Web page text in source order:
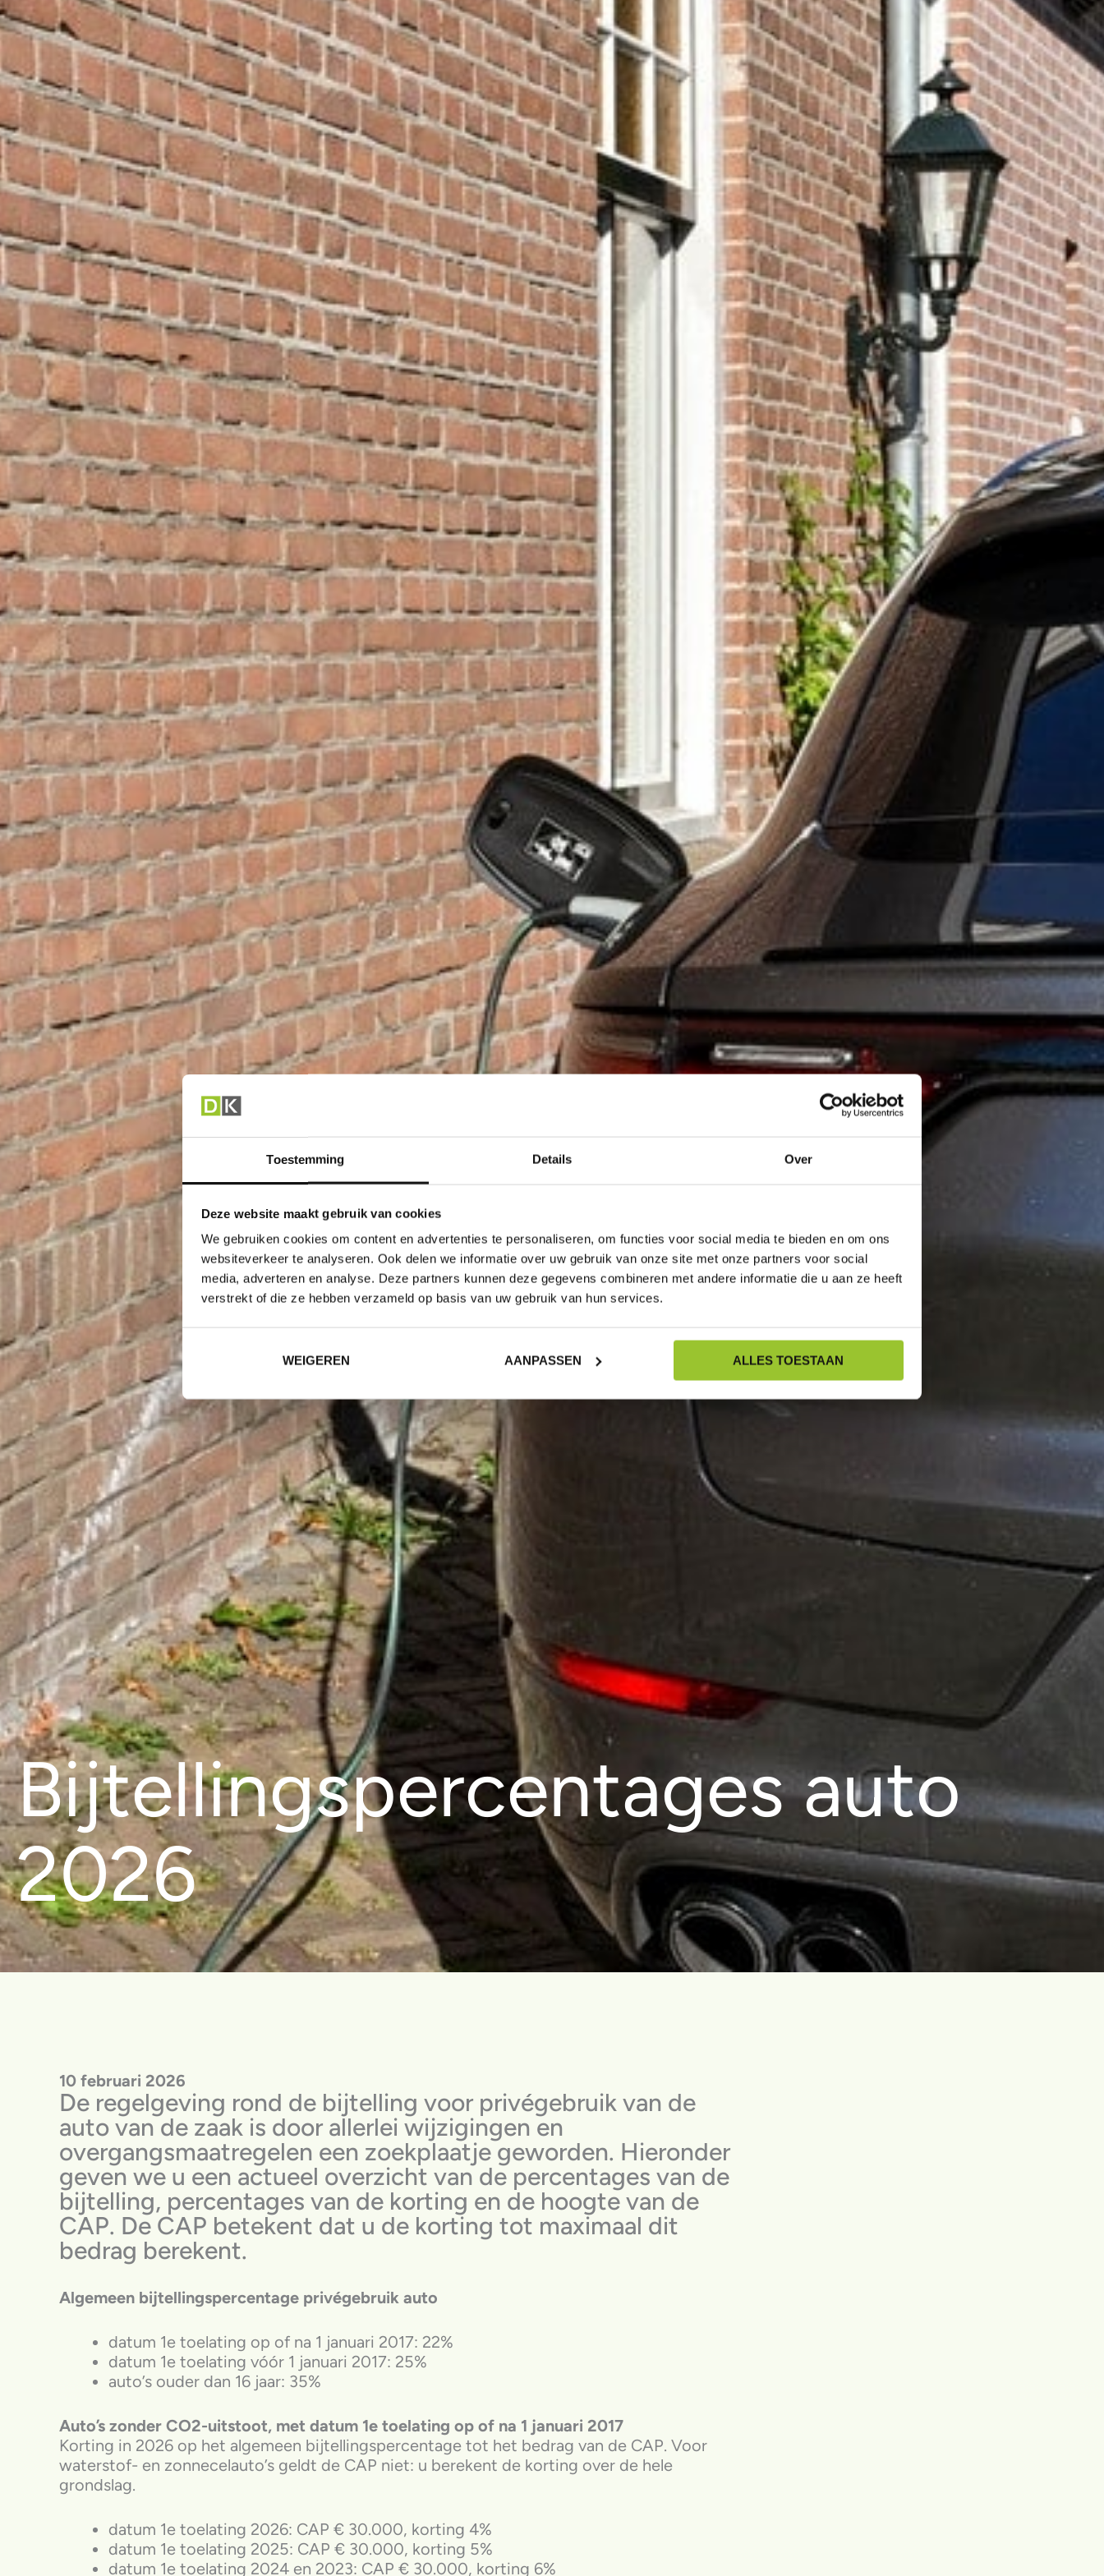
Toestemming Details Over
Deze website maakt gebruik van cookies
We gebruiken cookies om content en advertenties te personaliseren, om functies voor social media te bieden en om ons
websiteverkeer te analyseren. Ook delen we informatie over uw gebruik van onze site met onze partners voor social
media, adverteren en analyse. Deze partners kunnen deze gegevens combineren met andere informatie die u aan ze heeft
verstrekt of die ze hebben verzameld op basis van uw gebruik van hun services.
WEIGEREN AANPASSEN ALLES TOESTAAN
Bijtellingspercentages auto
2026
10 februari 2026
De regelgeving rond de bijtelling voor privégebruik van de
auto van de zaak is door allerlei wijzigingen en
overgangsmaatregelen een zoekplaatje geworden. Hieronder
geven we u een actueel overzicht van de percentages van de
bijtelling, percentages van de korting en de hoogte van de
CAP. De CAP betekent dat u de korting tot maximaal dit
bedrag berekent.
Algemeen bijtellingspercentage privégebruik auto
datum 1e toelating op of na 1 januari 2017: 22%
datum 1e toelating vóór 1 januari 2017: 25%
auto’s ouder dan 16 jaar: 35%
Auto’s zonder CO2-uitstoot, met datum 1e toelating op of na 1 januari 2017
Korting in 2026 op het algemeen bijtellingspercentage tot het bedrag van de CAP. Voor
waterstof- en zonnecelauto’s geldt de CAP niet: u berekent de korting over de hele
grondslag.
datum 1e toelating 2026: CAP € 30.000, korting 4%
datum 1e toelating 2025: CAP € 30.000, korting 5%
datum 1e toelating 2024 en 2023: CAP € 30.000, korting 6%